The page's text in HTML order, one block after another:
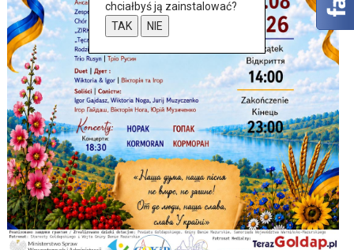
chciałbyś ją zainstalować?
TAK
NIE